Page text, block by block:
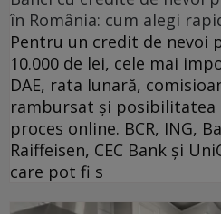
în România: cum alegi
Pentru un credit de nevoi
10.000 de lei, cele mai
DAE, rata lunară,
rambursat și posibilitatea
proces online. BCR, ING,
Raiffeisen, CEC Bank și
care pot fi s